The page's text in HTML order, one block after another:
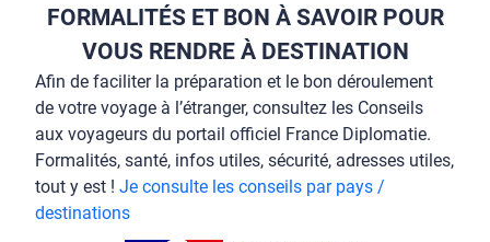
FORMALITÉS ET BON À SAVOIR POUR
VOUS RENDRE À DESTINATION
Afin de faciliter la préparation et le bon déroulement
de votre voyage à l’étranger, consultez les Conseils
aux voyageurs du portail officiel France Diplomatie.
Formalités, santé, infos utiles, sécurité, adresses utiles,
tout y est ! Je consulte les conseils par pays /
destinations